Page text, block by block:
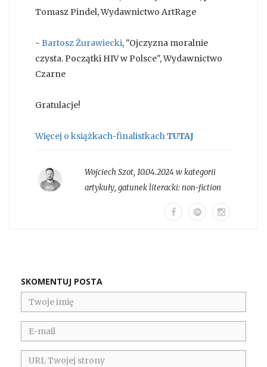
Tomasz Pindel, Wydawnictwo ArtRage
- Bartosz Żurawiecki, "Ojczyzna moralnie
czysta. Początki HIV w Polsce", Wydawnictwo
Czarne
Gratulacje!
Więcej o książkach-finalistkach TUTAJ
Wojciech Szot, 10.04.2024 w kategorii
artykuły, gatunek literacki:non-fiction
SKOMENTUJ POSTA